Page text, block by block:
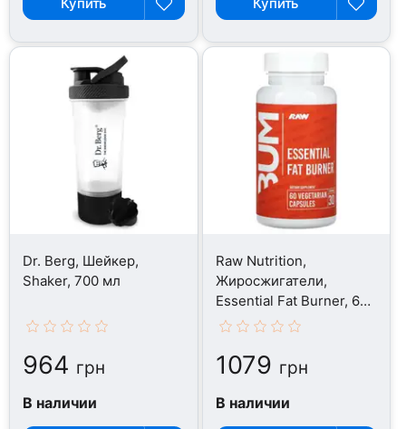
Dr. Berg, Шейкер,
Shaker, 700 мл
964 грн
В наличии
Raw Nutrition,
Жиросжигатели,
Essential Fat Burner, 60
капсул
1079 грн
В наличии